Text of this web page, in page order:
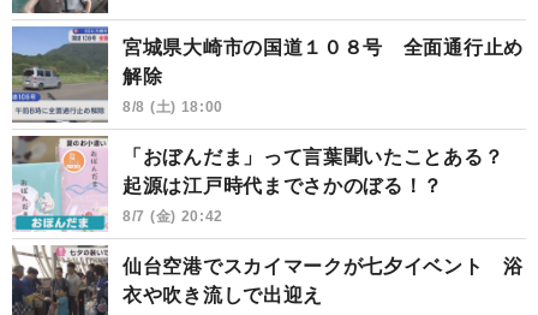
宮城県大崎市の国道１０８号 全面通行止め
解除
8/8 (土) 18:00
「おぼんだま」って言葉聞いたことある？
起源は江戸時代までさかのぼる！？
8/7 (金) 20:42
仙台空港でスカイマークが七夕イベント 浴
衣や吹き流しで出迎え